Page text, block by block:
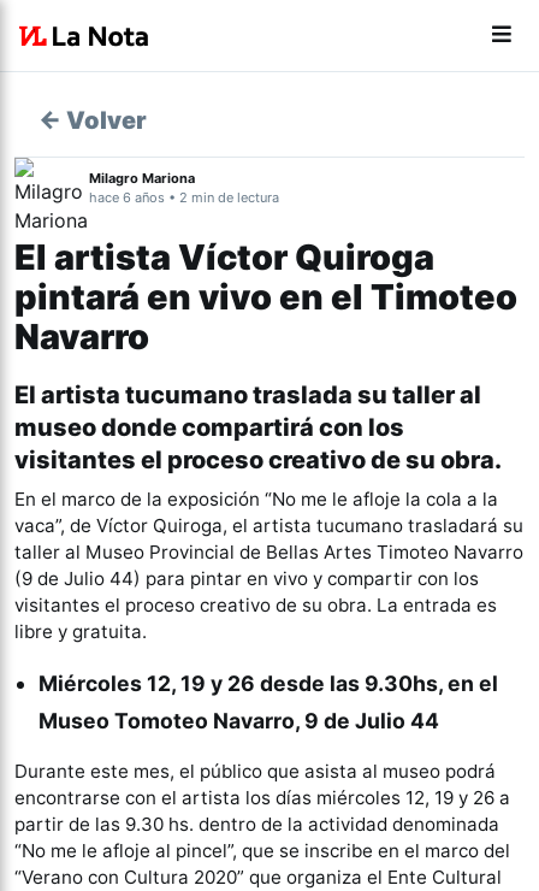
← Volver
Milagro Mariona
hace 6 años • 2 min de lectura
El artista Víctor Quiroga
pintará en vivo en el Timoteo
Navarro
El artista tucumano traslada su taller al
museo donde compartirá con los
visitantes el proceso creativo de su obra.
En el marco de la exposición “No me le afloje la cola a la
vaca”, de Víctor Quiroga, el artista tucumano trasladará su
taller al Museo Provincial de Bellas Artes Timoteo Navarro
(9 de Julio 44) para pintar en vivo y compartir con los
visitantes el proceso creativo de su obra. La entrada es
libre y gratuita.
Miércoles 12, 19 y 26 desde las 9.30hs, en el
Museo Tomoteo Navarro, 9 de Julio 44
Durante este mes, el público que asista al museo podrá
encontrarse con el artista los días miércoles 12, 19 y 26 a
partir de las 9.30 hs. dentro de la actividad denominada
“No me le afloje al pincel”, que se inscribe en el marco del
“Verano con Cultura 2020” que organiza el Ente Cultural